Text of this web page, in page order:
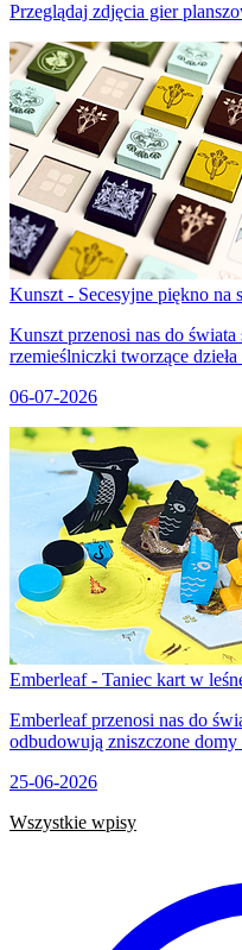
Przeglądaj zdjęcia gier
Kunszt - Secesyjne piękno na
Kunszt przenosi nas do
rzemieślniczki tworzące
06-07-2026
Emberleaf - Taniec kart w
Emberleaf przenosi nas do
odbudowują zniszczone domy
25-06-2026
Wszystkie wpisy